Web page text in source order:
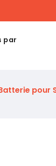
par
pour